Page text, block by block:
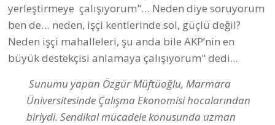
yerleştirmeye çalışıyorum"… Neden diye soruyorum
ben de… neden, işçi kentlerinde sol, güçlü değil?
Neden işçi mahalleleri, şu anda bile AKP’nin en
büyük destekçisi anlamaya çalışıyorum" dedi...
Sunumu yapan Özgür Müftüoğlu, Marmara
Üniversitesinde Çalışma Ekonomisi hocalarından
biriydi. Sendikal mücadele konusunda uzman